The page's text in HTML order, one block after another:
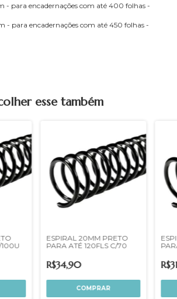
- para encadernações com até 400 folhas -
- para encadernações com até 450 folhas -
esse também
100U
ESPIRAL 20MM PRETO
PARA ATÉ 120FLS C/70
R$34,90